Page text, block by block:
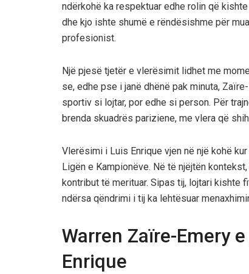
ndërkohë ka respektuar edhe rolin që
dhe kjo ishte shumë e rëndësishme për
profesionist.
Një pjesë tjetër e vlerësimit lidhet me
se, edhe pse i janë dhënë pak minuta,
sportiv si lojtar, por edhe si person. Për
brenda skuadrës pariziene, me vlera që
Vlerësimi i Luis Enrique vjen në një kohë
Ligën e Kampionëve. Në të njëjtën
kontribut të merituar. Sipas tij, lojtari kishte
ndërsa qëndrimi i tij ka lehtësuar
Warren Zaïre-Emery
Enrique